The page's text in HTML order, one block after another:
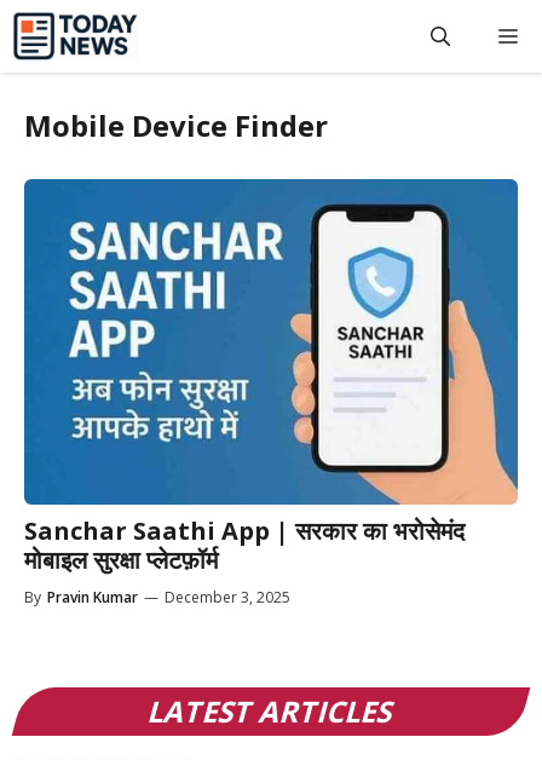
Skip
content
Mobile Device Finder
Sanchar Saathi App | सरकार का भरोसेमंद
मोबाइल सुरक्षा प्लेटफ़ॉर्म
By Pravin Kumar — December 3, 2025
LATEST ARTICLES